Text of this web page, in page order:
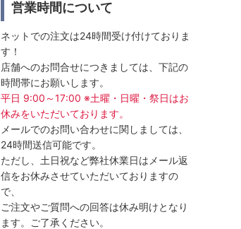
営業時間について
ネットでの注文は24時間受け付けておりま
す！
店舗へのお問合せにつきましては、下記の
時間帯にお願いします。
平日 9:00～17:00 ※土曜・日曜・祭日はお
休みをいただいております。
メールでのお問い合わせに関しましては、
24時間送信可能です。
ただし、土日祝など弊社休業日はメール返
信をお休みさせていただいておりますの
で、
ご注文やご質問への回答は休み明けとなり
ます。ご了承ください。